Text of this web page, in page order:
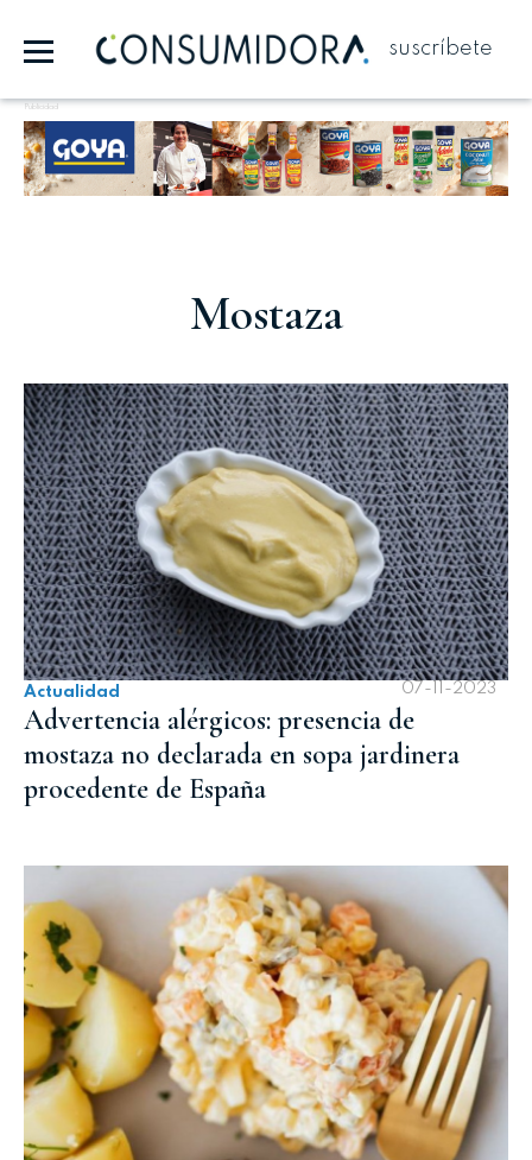
suscríbete
Publicidad
Mostaza
Actualidad 07-11-2023
Advertencia alérgicos: presencia de
mostaza no declarada en sopa jardinera
procedente de España